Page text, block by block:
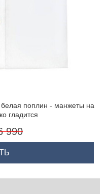
поплин - манжеты на
гладится
990